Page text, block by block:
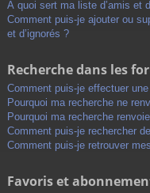
À quoi sert ma liste d’amis et
Comment puis-je ajouter ou
et d’ignorés ?
Recherche dans les
Comment puis-je effectuer
Pourquoi ma recherche ne
Pourquoi ma recherche
Comment puis-je rechercher
Comment puis-je retrouver
Favoris et